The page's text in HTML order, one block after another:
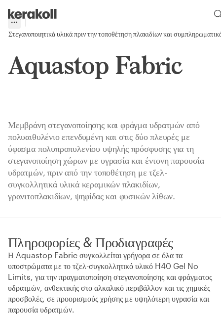
Go to Homepage
More
Toggle menu
Στεγανοποιητικά υλικά πριν την τοποθέτηση πλακιδίων και
Aquastop Fabric
Μεμβράνη στεγανοποίησης και φράγμα υδρατμών από
πολυαιθυλένιο επενδυμένη και στις δύο πλευρές με
ύφασμα πολυπροπυλενίου υψηλής πρόσφυσης για τη
στεγανοποίηση χώρων με υγρασία και έντονη παρουσία
υδρατμών, πριν από την τοποθέτηση με τζελ-
συγκολλητικά υλικά κεραμικών πλακιδίων,
γρανιτοπλακιδίων, ψηφίδας και φυσικών λίθων.
Πληροφορίες & Προδιαγραφές
Η Aquastop Fabric συγκολλείται γρήγορα σε όλα τα
υποστρώματα με το τζελ-συγκολλητικό υλικό H40 Gel No
Limits, για την πραγματοποίηση στεγανοποίησης και φράγματος
υδρατμών, ανθεκτικής στο αλκαλικό περιβάλλον και τις χημικές
προσβολές, σε προορισμούς χρήσης με υψηλότερη υγρασία και
παρουσία υδρατμών.